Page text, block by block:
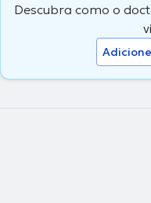
Descubra como o